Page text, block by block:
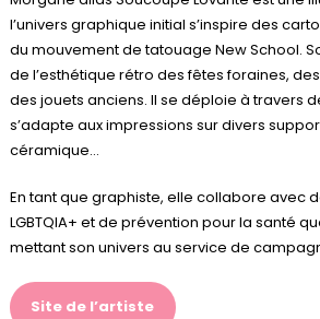
l’univers graphique initial s’inspire des
du mouvement de tatouage New School.
de l’esthétique rétro des fêtes foraines,
des jouets anciens. Il se déploie à travers
s’adapte aux impressions sur divers
céramique…
En tant que graphiste, elle collabore avec
LGBTQIA+ et de prévention pour la santé
mettant son univers au service de
Site de l’artiste